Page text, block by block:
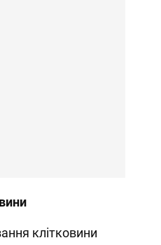
клітковини